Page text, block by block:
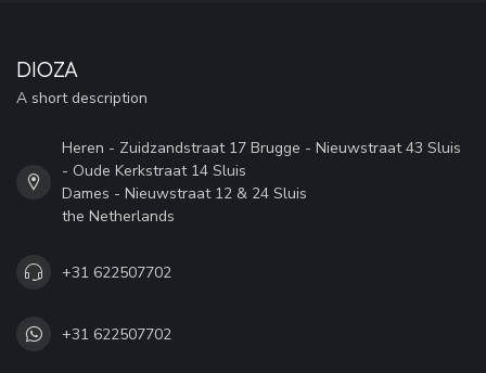
DIOZA
A short description
Heren - Zuidzandstraat 17 Brugge - Nieuwstraat 43 Sluis
- Oude Kerkstraat 14 Sluis
Dames - Nieuwstraat 12 & 24 Sluis
the Netherlands
+31 622507702
+31 622507702